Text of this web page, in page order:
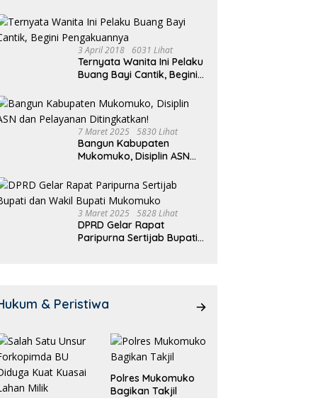
3 April 2018 6031 Lihat
Ternyata Wanita Ini Pelaku
Buang Bayi Cantik, Begini
7 Maret 2025 5830 Lihat
Bangun Kabupaten
Mukomuko, Disiplin ASN
Ditingkatkan!
3 Maret 2025 5828 Lihat
DPRD Gelar Rapat
Paripurna Sertijab Bupati
& Peristiwa
Polres Mukomuko
Bagikan Takjil